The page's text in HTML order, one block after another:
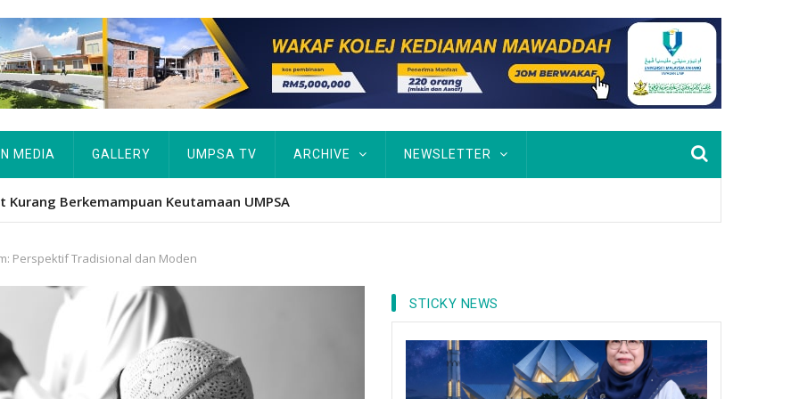
IN MEDIA GALLERY UMPSA TV ARCHIVE NEWSLETTER
iktiraf usaha belia, alumni UMPSA dinobat johan
Perspektif Tradisional dan Moden
STICKY NEWS